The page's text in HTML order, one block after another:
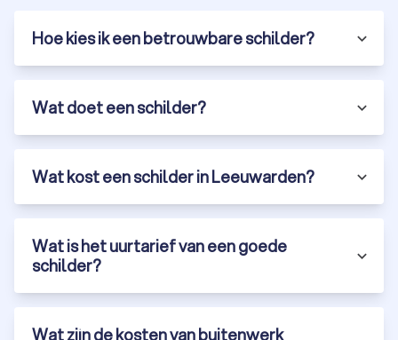
Hoe kies ik een betrouwbare schilder?
Wat doet een schilder?
Wat kost een schilder in Leeuwarden?
Wat is het uurtarief van een goede
schilder?
Wat zijn de kosten van buitenwerk